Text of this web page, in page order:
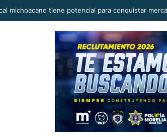
michoacano tiene potencial para conquistar